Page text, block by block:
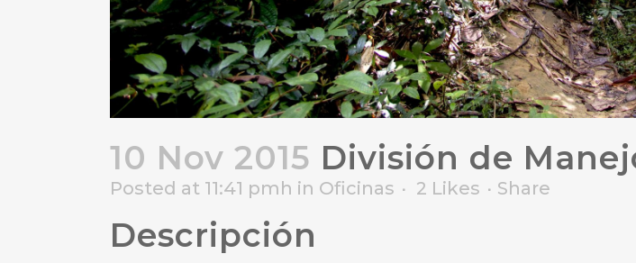
10 Nov 2015 División de
Posted at 11:41 pmh in Oficinas 2 Likes Share
Descripción